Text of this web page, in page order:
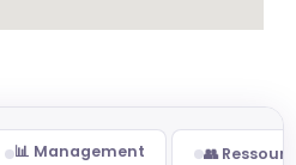
📊 Management 👥